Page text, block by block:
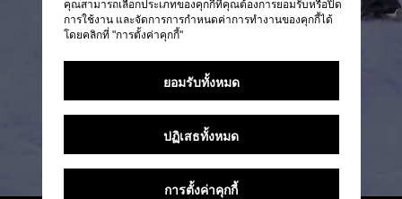
คุณสามารถเลือกประเภทของคุกกี้ที่คุณต้องการยอมรับหรือปิด
การใช้งาน และจัดการการกำหนดค่าการทำงานของคุกกี้ได้
โดยคลิกที่ "การตั้งค่าคุกกี้"
ยอมรับทั้งหมด
ปฏิเสธทั้งหมด
การตั้งค่าคุกกี้